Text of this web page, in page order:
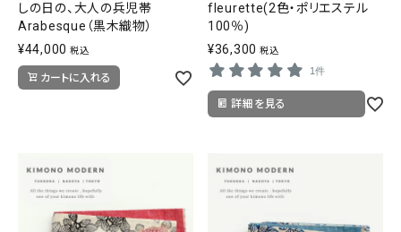
しの日の、大人の兵児帯
Arabesque（黒木織物）
¥44,000 税込
カートに入れる
fleurette(2色・ポリエステル
100％)
¥36,300 税込
1件
詳細を見る